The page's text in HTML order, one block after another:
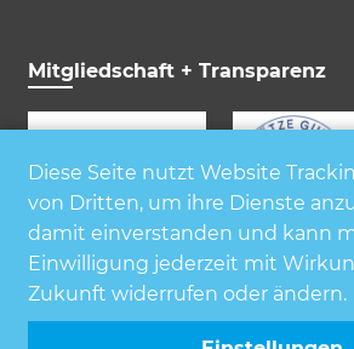
Mitgliedschaft + Transparenz
Diese Seite nutzt Website
von Dritten, um ihre Dienste
damit einverstanden und kann
Einwilligung jederzeit mit
Zukunft widerrufen oder ändern.